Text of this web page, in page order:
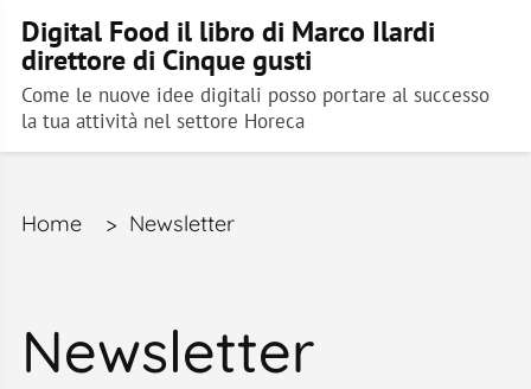
Digital Food il libro di Marco Ilardi
direttore di Cinque gusti
Come le nuove idee digitali posso portare al successo
la tua attività nel settore Horeca
Home > Newsletter
Newsletter